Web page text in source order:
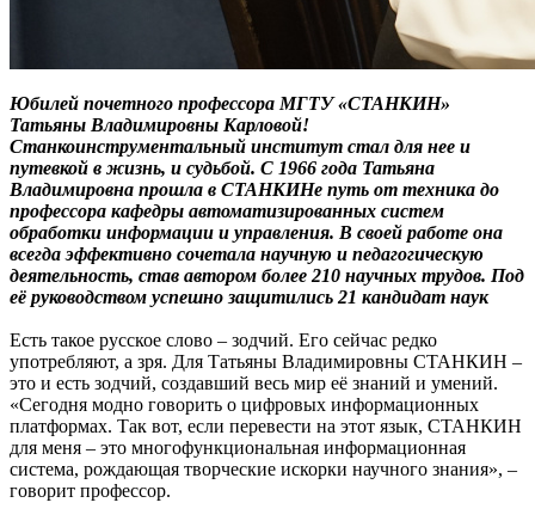
Юбилей почетного профессора МГТУ «СТАНКИН»
Татьяны Владимировны Карловой!
Станкоинструментальный институт стал для нее и
путевкой в жизнь, и судьбой. С 1966 года Татьяна
Владимировна прошла в СТАНКИНе путь от техника до
профессора кафедры автоматизированных систем
обработки информации и управления. В своей работе она
всегда эффективно сочетала научную и педагогическую
деятельность, став автором более 210 научных трудов. Под
её руководством успешно защитились 21 кандидат наук
Есть такое русское слово – зодчий. Его сейчас редко
употребляют, а зря. Для Татьяны Владимировны СТАНКИН –
это и есть зодчий, создавший весь мир её знаний и умений.
«Сегодня модно говорить о цифровых информационных
платформах. Так вот, если перевести на этот язык, СТАНКИН
для меня – это многофункциональная информационная
система, рождающая творческие искорки научного знания», –
говорит профессор.